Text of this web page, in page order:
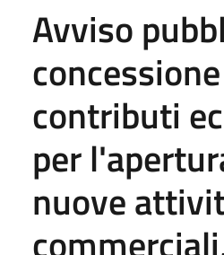
Avviso
contributi
per
nuove